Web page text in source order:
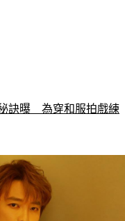
訣曝　為穿和服拍戲練